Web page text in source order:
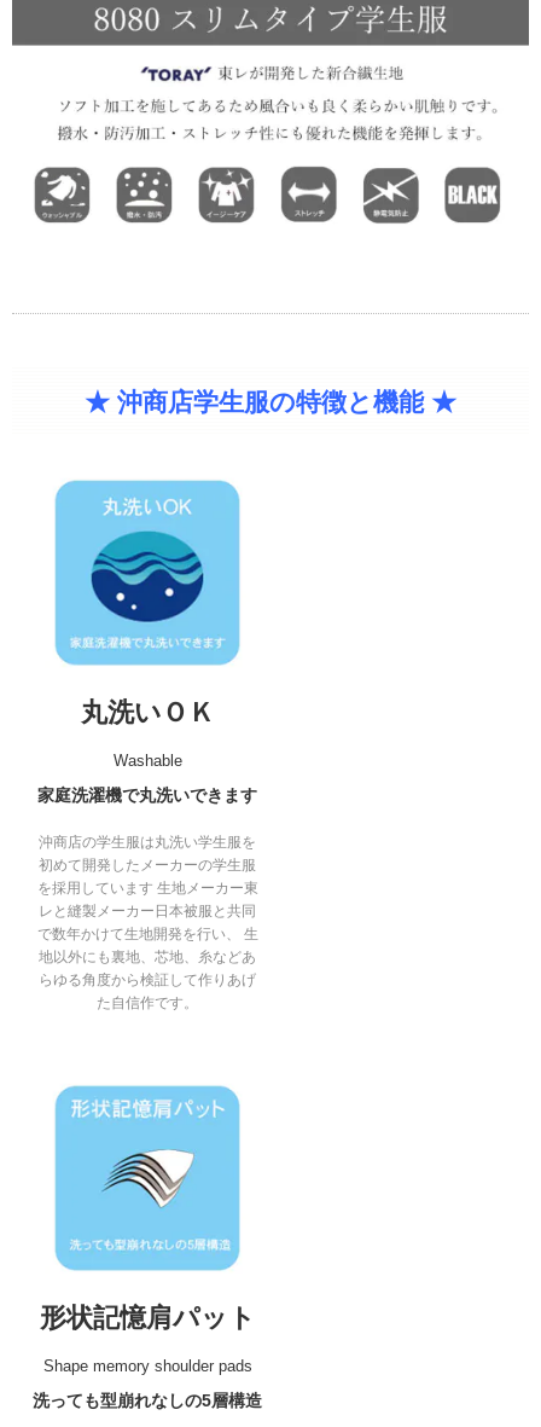
★ 沖商店学生服の特徴と機能 ★
丸洗いＯＫ
Washable
家庭洗濯機で丸洗いできます
沖商店の学生服は丸洗い学生服を
初めて開発したメーカーの学生服
を採用しています 生地メーカー東
レと縫製メーカー日本被服と共同
で数年かけて生地開発を行い、 生
地以外にも裏地、芯地、糸などあ
らゆる角度から検証して作りあげ
た自信作です。
形状記憶肩パット
Shape memory shoulder pads
洗っても型崩れなしの5層構造